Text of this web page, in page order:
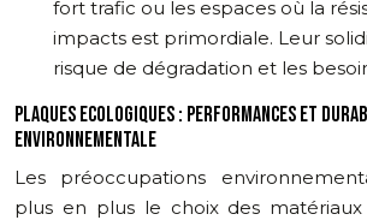
fort trafic ou les espaces où la
impacts est primordiale. Leur
risque de dégradation et les
PLAQUES ECOLOGIQUES : PERFORMANCES ET
ENVIRONNEMENTALE
Les préoccupations
plus en plus le choix des